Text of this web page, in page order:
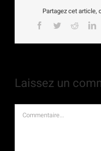
Partagez cet article,
Facebook
TwitterReddit
Laissez un
Commentaire